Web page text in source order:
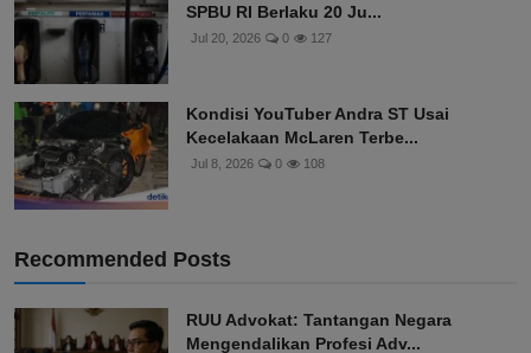
SPBU RI Berlaku 20 Ju...
Jul 20, 2026 0 127
Kondisi YouTuber Andra ST Usai
Kecelakaan McLaren Terbe...
Jul 8, 2026 0 108
Recommended Posts
RUU Advokat: Tantangan Negara
Mengendalikan Profesi Adv...